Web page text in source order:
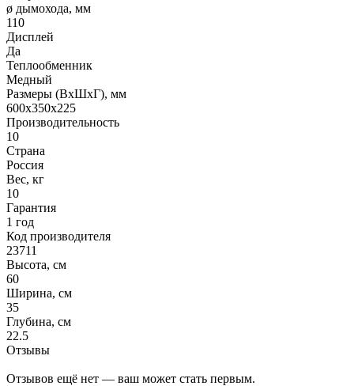
ø дымохода, мм
110
Дисплей
Да
Теплообменник
Медный
Размеры (ВхШхГ), мм
600x350x225
Производительность
10
Страна
Россия
Вес, кг
10
Гарантия
1 год
Код производителя
23711
Высота, см
60
Ширина, см
35
Глубина, см
22.5
Отзывы
Отзывов ещё нет — ваш может стать первым.